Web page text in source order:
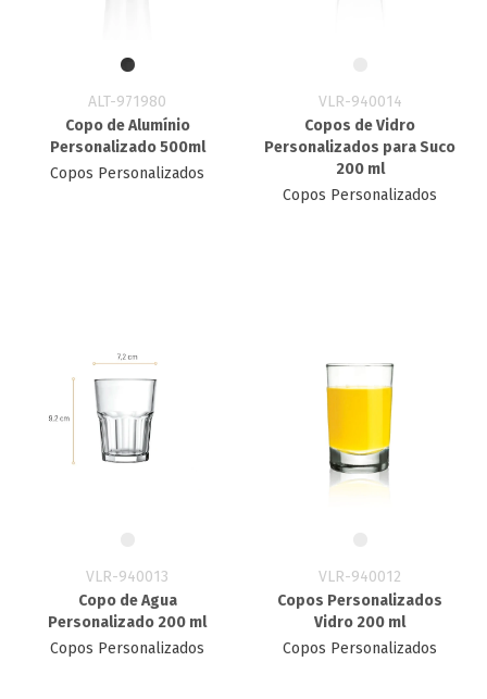
ALT-971980
Copo de Alumínio
Personalizado 500ml
Copos Personalizados
VLR-940014
Copos de Vidro
Personalizados para Suco
200 ml
Copos Personalizados
VLR-940013
Copo de Agua
Personalizado 200 ml
Copos Personalizados
VLR-940012
Copos Personalizados
Vidro 200 ml
Copos Personalizados